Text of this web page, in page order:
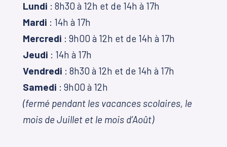
Lundi : 8h30 à 12h et de 14h à 17h
Mardi : 14h à 17h
Mercredi : 9h00 à 12h et de 14h à 17h
Jeudi : 14h à 17h
Vendredi : 8h30 à 12h et de 14h à 17h
Samedi : 9h00 à 12h
(fermé pendant les vacances scolaires, le
mois de Juillet et le mois d’Août)